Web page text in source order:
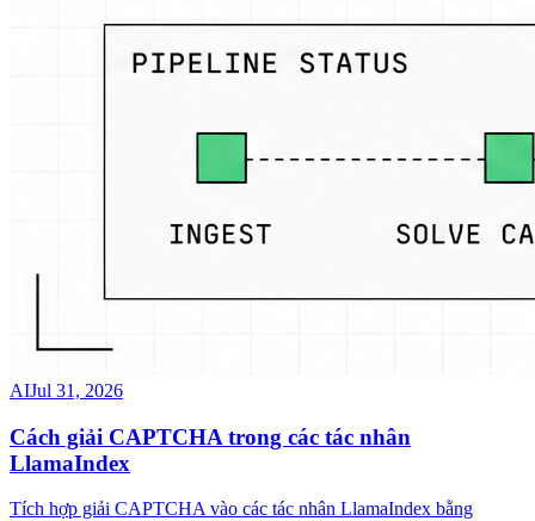
AIJul 31, 2026
Cách giải CAPTCHA trong các tác nhân
LlamaIndex
Tích hợp giải CAPTCHA vào các tác nhân LlamaIndex bằng